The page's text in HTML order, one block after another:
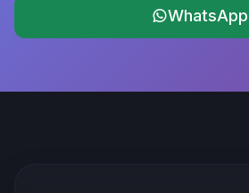
WhatsApp